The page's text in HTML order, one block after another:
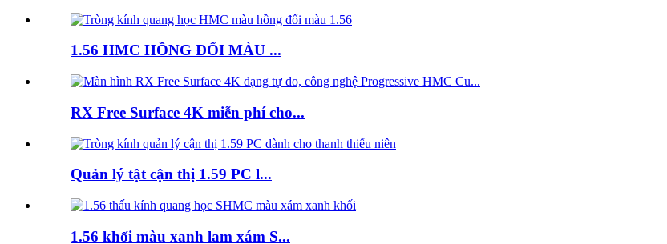
1.56 HMC HỒNG ĐỔI MÀU ...
RX Free Surface 4K miễn phí cho...
Quản lý tật cận thị 1.59 PC l...
1.56 khối màu xanh lam xám S...